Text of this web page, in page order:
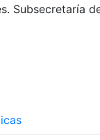
Subsecretaría